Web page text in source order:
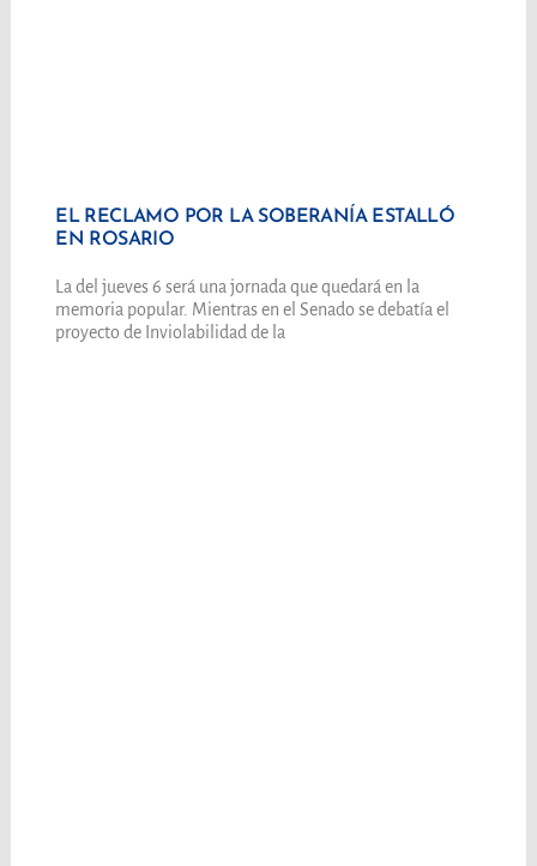
EL RECLAMO POR LA SOBERANÍA ESTALLÓ
EN ROSARIO
La del jueves 6 será una jornada que quedará en la
memoria popular. Mientras en el Senado se debatía el
proyecto de Inviolabilidad de la